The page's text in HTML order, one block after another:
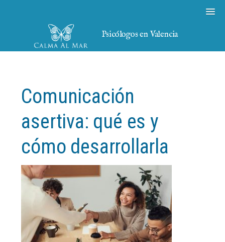
Psicólogos en Valencia
Comunicación
asertiva: qué es y
cómo desarrollarla